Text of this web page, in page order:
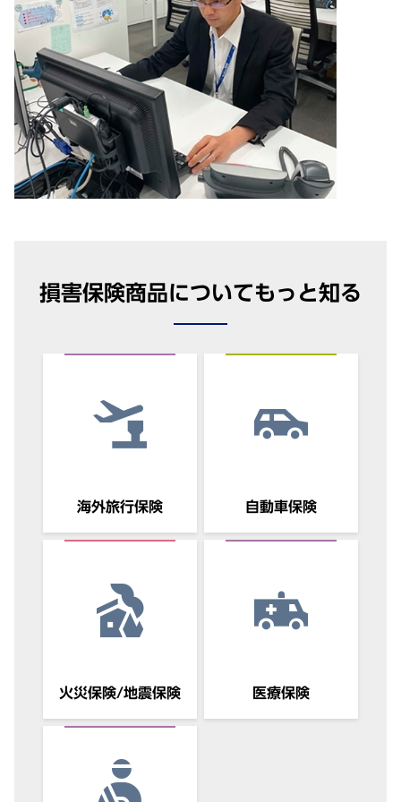
損害保険商品についてもっと知る
海外旅行保険 自動車保険
火災保険/地震保険 医療保険